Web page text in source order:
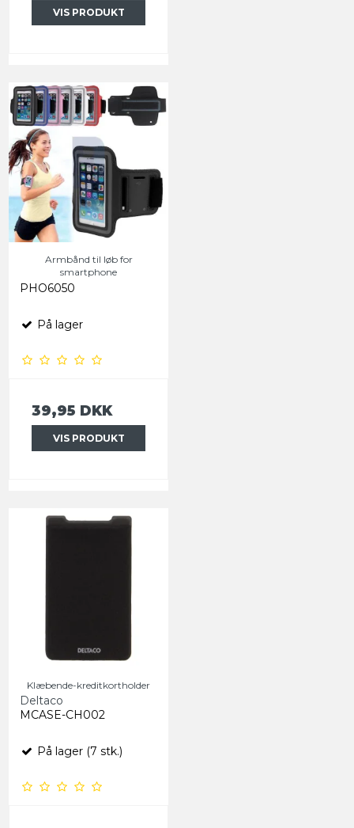
VIS PRODUKT
Armbånd til løb for
smartphone
PHO6050
På lager
39,95 DKK
VIS PRODUKT
Klæbende-kreditkortholder
Deltaco
MCASE-CH002
På lager (7 stk.)